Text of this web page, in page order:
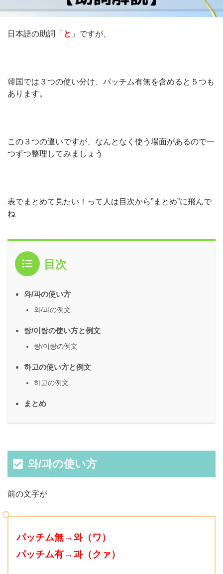
日本語の助詞「 と 」ですが、
韓国では３つの使い分け、パッチム有無を含めると５つも
あります。
この３つの違いですが、なんとなく使う場面があるので一
つずつ整理してみましょう
表でまとめて見たい！って人は目次から”まとめ”に飛んで
ね
目次
와/과の使い方
와/과の例文
랑/이랑の使い方と例文
랑/이랑の例文
하고の使い方と例文
하고の例文
まとめ
와/과の使い方
前の文字が
パッチム無→와（ワ）
パッチム有→과（クァ）